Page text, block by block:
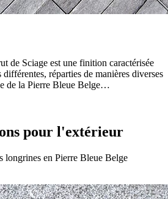
de Sciage est une finition caractérisée
différentes, réparties de manières diverses
de la Pierre Bleue Belge…
pour l'extérieur
longrines en Pierre Bleue Belge